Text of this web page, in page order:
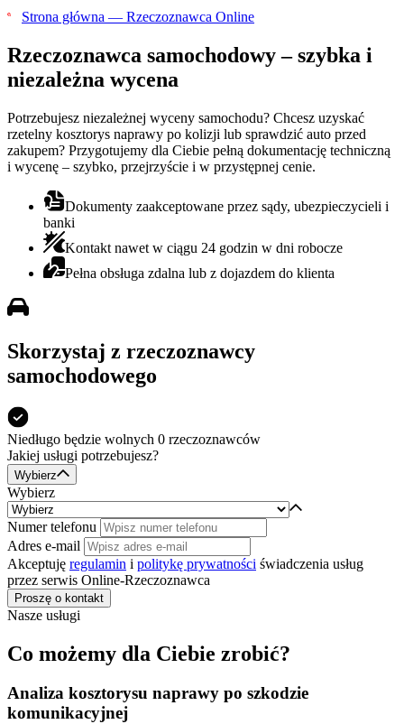
Strona główna — Rzeczoznawca Online
Rzeczoznawca samochodowy– szybka i
niezależna wycena
Potrzebujesz niezależnej wyceny samochodu? Chcesz uzyskać
rzetelny kosztorys naprawy po kolizji lub sprawdzić auto przed
zakupem? Przygotujemy dla Ciebie pełną dokumentację techniczną
i wycenę – szybko, przejrzyście i w przystępnej cenie.
Dokumenty zaakceptowane przez sądy, ubezpieczycieli i
banki
Kontakt nawet w ciągu 24 godzin w dni robocze
Pełna obsługa zdalna lub z dojazdem do klienta
Skorzystaj z rzeczoznawcy
samochodowego
Niedługo będzie wolnych 0 rzeczoznawców
Jakiej usługi potrzebujesz?
Wybierz
Wybierz
Numer telefonu
Adres e-mail
Akceptuję regulamin i politykę prywatności świadczenia usług
przez serwis Online-Rzeczoznawca
Proszę o kontakt
Nasze usługi
Co możemy dla Ciebie zrobić?
Analiza kosztorysu naprawy po szkodzie
komunikacyjnej